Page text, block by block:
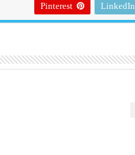
LinkedIn
Pinterest